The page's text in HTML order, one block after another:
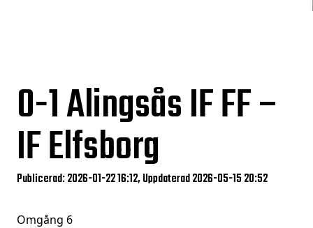
0-1Alingsås IF FF –
IF Elfsborg
Publicerad: 2026-01-22 16:12, Uppdaterad 2026-05-15 20:52
Omgång 6